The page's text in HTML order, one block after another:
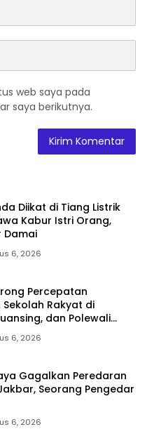
web saya pada
saya berikutnya.
Diikat di Tiang Listrik
Kabur Istri Orang,
Damai
6, 2026
Percepatan
Rakyat di
dan Polewali
6, 2026
Gagalkan Peredaran
Seorang Pengedar
6, 2026